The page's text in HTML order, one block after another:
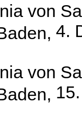
von
4.
von